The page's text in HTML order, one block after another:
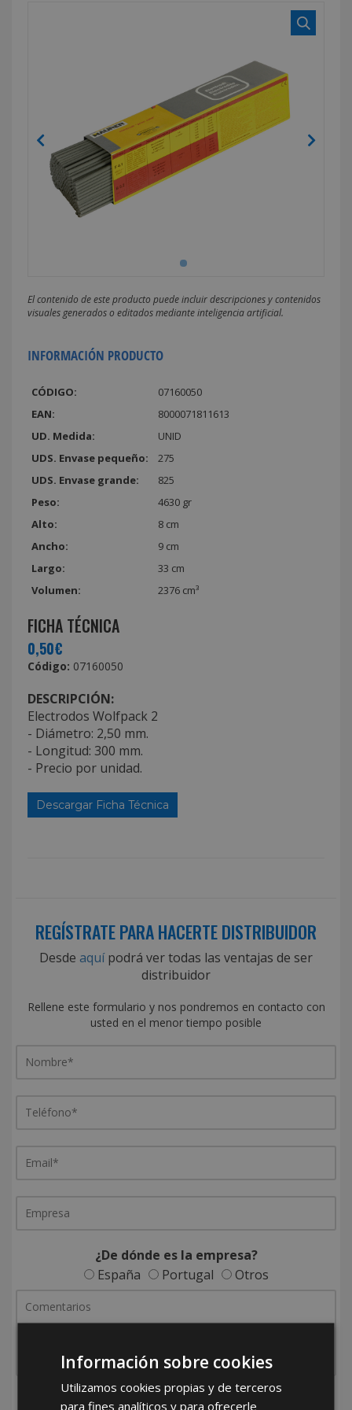
El contenido de este producto puede incluir descripciones y contenidos
visuales generados o editados mediante inteligencia artificial.
INFORMACIÓN PRODUCTO
CÓDIGO:
07160050
EAN:
8000071811613
UD. Medida:
UNID
UDS. Envase pequeño:
275
UDS. Envase grande:
825
Peso:
4630 gr
Alto:
8 cm
Ancho:
9 cm
Largo:
33 cm
Volumen:
2376 cm³
FICHA TÉCNICA
0,50€
Código: 07160050
DESCRIPCIÓN:
Electrodos Wolfpack 2
- Diámetro: 2,50 mm.
- Longitud: 300 mm.
- Precio por unidad.
Descargar Ficha Técnica
REGÍSTRATE PARA HACERTE DISTRIBUIDOR
Desde aquípodrá ver todas las ventajas de ser
distribuidor
Rellene este formulario y nos pondremos en contacto con
usted en el menor tiempo posible
¿De dónde es la empresa?
España
Portugal Otros
He leído y acepto laPolítica de Privacidad
Información sobre cookies
Utilizamos cookies propias y de terceros
para fines analíticos y para ofrecerle